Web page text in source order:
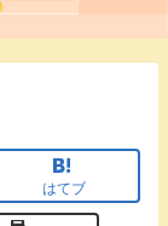
はてブ